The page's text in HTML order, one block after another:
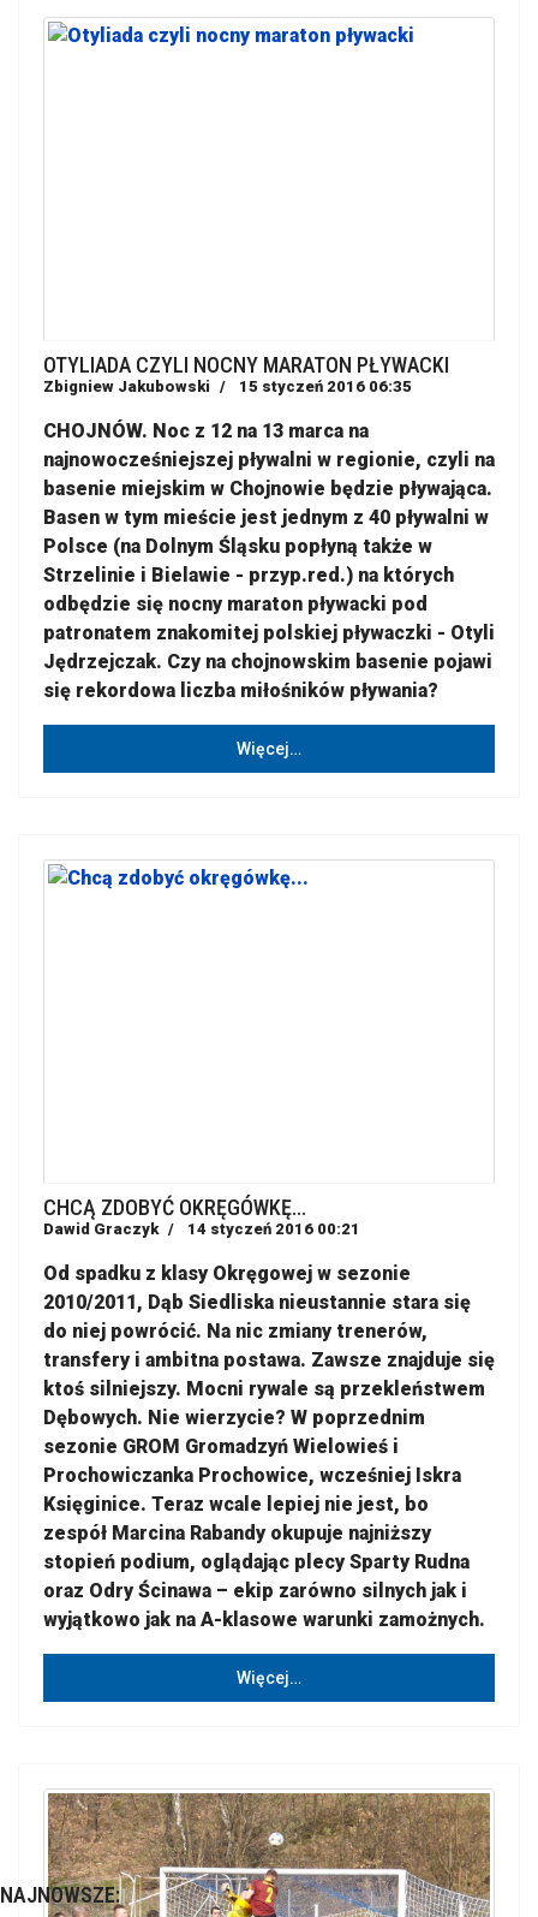
OTYLIADA CZYLI NOCNY MARATON PŁYWACKI
Zbigniew Jakubowski 15 styczeń 2016 06:35
CHOJNÓW. Noc z 12 na 13 marca na
najnowocześniejszej pływalni w regionie, czyli na
basenie miejskim w Chojnowie będzie pływająca.
Basen w tym mieście jest jednym z 40 pływalni w
Polsce (na Dolnym Śląsku popłyną także w
Strzelinie i Bielawie - przyp.red.) na których
odbędzie się nocny maraton pływacki pod
patronatem znakomitej polskiej pływaczki - Otyli
Jędrzejczak. Czy na chojnowskim basenie pojawi
się rekordowa liczba miłośników pływania?
Więcej…
CHCĄ ZDOBYĆ OKRĘGÓWKĘ...
Dawid Graczyk 14 styczeń 2016 00:21
Od spadku z klasy Okręgowej w sezonie
2010/2011, Dąb Siedliska nieustannie stara się
do niej powrócić. Na nic zmiany trenerów,
transfery i ambitna postawa. Zawsze znajduje się
ktoś silniejszy. Mocni rywale są przekleństwem
Dębowych. Nie wierzycie? W poprzednim
sezonie GROM Gromadzyń Wielowieś i
Prochowiczanka Prochowice, wcześniej Iskra
Księginice. Teraz wcale lepiej nie jest, bo
zespół Marcina Rabandy okupuje najniższy
stopień podium, oglądając plecy Sparty Rudna
oraz Odry Ścinawa – ekip zarówno silnych jak i
wyjątkowo jak na A-klasowe warunki zamożnych.
Więcej…
NAJNOWSZE: